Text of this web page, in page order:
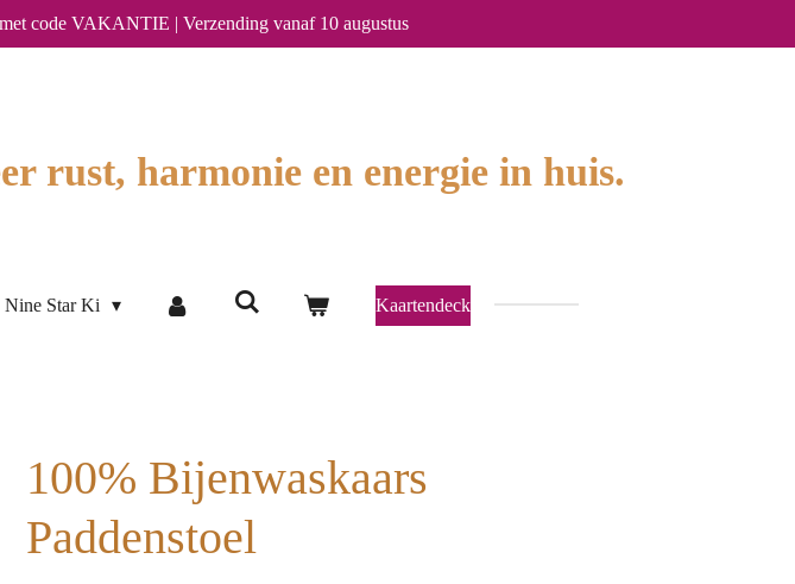
code VAKANTIE | Verzending vanaf 10 augustus
rust, harmonie en energie in huis.
Nine Star Ki Kaartendeck
100% Bijenwaskaars
Paddenstoel